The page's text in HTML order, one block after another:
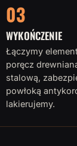
03
WYKOŃCZENIE
Łączymy
poręcz
stalową,
powłoką
lakierujemy.